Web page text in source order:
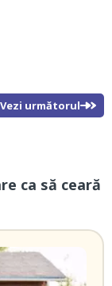
Vezi următorul
ca să ceară